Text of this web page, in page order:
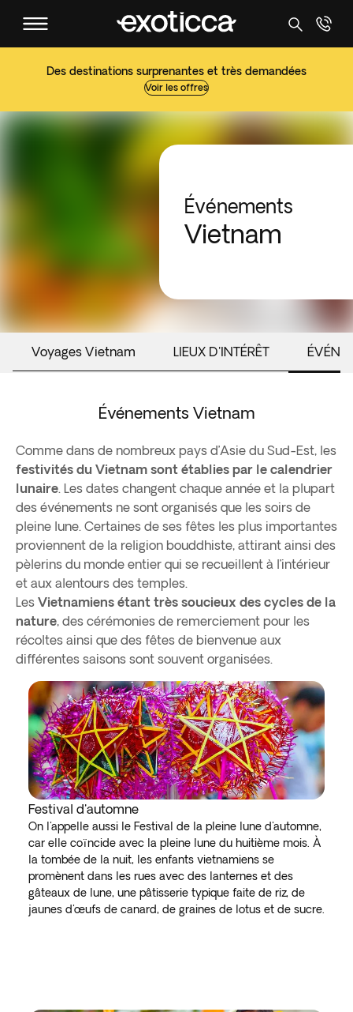
Des destinations surprenantes et très demandées
Voir les offres
Événements
Vietnam
Voyages Vietnam LIEUX D'INTÉRÊT
Événements Vietnam
Comme dans de nombreux pays d’Asie du Sud-Est, les
festivités du Vietnam sont établies par le calendrier
lunaire. Les dates changent chaque année et la plupart
des événements ne sont organisés que les soirs de
pleine lune. Certaines de ses fêtes les plus importantes
proviennent de la religion bouddhiste, attirant ainsi des
pèlerins du monde entier qui se recueillent à l’intérieur
et aux alentours des temples.
Les Vietnamiens étant très soucieux des cycles de la
nature, des cérémonies de remerciement pour les
récoltes ainsi que des fêtes de bienvenue aux
différentes saisons sont souvent organisées.
Festival d'automne
On l'appelle aussi le Festival de la pleine lune d'automne,
car elle coïncide avec la pleine lune du huitième mois. À
la tombée de la nuit, les enfants vietnamiens se
promènent dans les rues avec des lanternes et des
gâteaux de lune, une pâtisserie typique faite de riz, de
jaunes d'œufs de canard, de graines de lotus et de sucre.